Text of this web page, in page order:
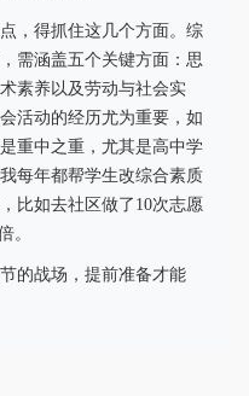
，得抓住这几个方面。综
需涵盖五个关键方面：思
素养以及劳动与社会实
活动的经历尤为重要，如
重中之重，尤其是高中学
每年都帮学生改综合素质
比如去社区做了10次志愿
。
的战场，提前准备才能